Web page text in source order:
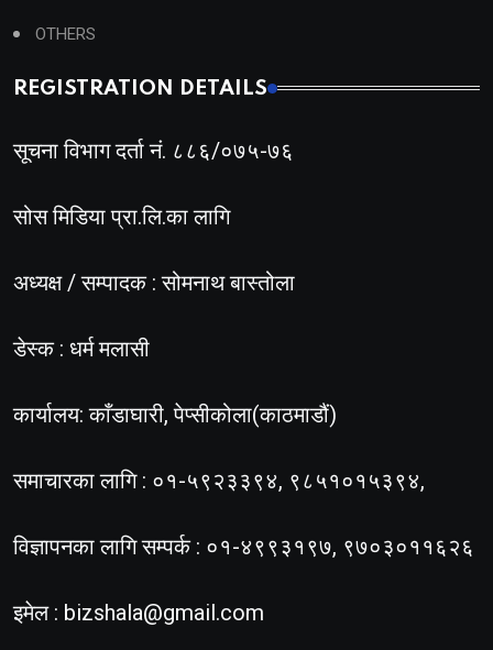
OTHERS
REGISTRATION DETAILS
सूचना विभाग दर्ता नं. ८८६/०७५-७६
सोस मिडिया प्रा.लि.का लागि
अध्यक्ष / सम्पादक : सोमनाथ बास्तोला
डेस्क : धर्म मलासी
कार्यालय: काँडाघारी, पेप्सीकोला(काठमाडौं)
समाचारका लागि : ०१-५९२३३९४, ९८५१०१५३९४,
विज्ञापनका लागि सम्पर्क : ०१-४९९३१९७, ९७०३०११६२६
इमेल : bizshala@gmail.com